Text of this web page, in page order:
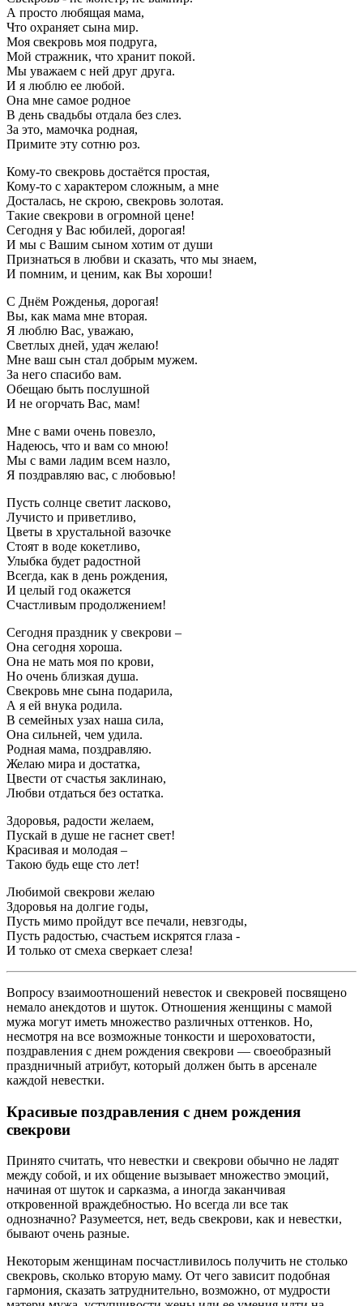
А просто любящая мама,
Что охраняет сына мир.
Моя свекровь моя подруга,
Мой стражник, что хранит покой.
Мы уважаем с ней друг друга.
И я люблю ее любой.
Она мне самое родное
В день свадьбы отдала без слез.
За это, мамочка родная,
Примите эту сотню роз.
Кому-то свекровь достаётся простая,
Кому-то с характером сложным, а мне
Досталась, не скрою, свекровь золотая.
Такие свекрови в огромной цене!
Сегодня у Вас юбилей, дорогая!
И мы с Вашим сыном хотим от души
Признаться в любви и сказать, что мы знаем,
И помним, и ценим, как Вы хороши!
С Днём Рожденья, дорогая!
Вы, как мама мне вторая.
Я люблю Вас, уважаю,
Светлых дней, удач желаю!
Мне ваш сын стал добрым мужем.
За него спасибо вам.
Обещаю быть послушной
И не огорчать Вас, мам!
Мне с вами очень повезло,
Надеюсь, что и вам со мною!
Мы с вами ладим всем назло,
Я поздравляю вас, с любовью!
Пусть солнце светит ласково,
Лучисто и приветливо,
Цветы в хрустальной вазочке
Стоят в воде кокетливо,
Улыбка будет радостной
Всегда, как в день рождения,
И целый год окажется
Счастливым продолжением!
Сегодня праздник у свекрови –
Она сегодня хороша.
Она не мать моя по крови,
Но очень близкая душа.
Свекровь мне сына подарила,
А я ей внука родила.
В семейных узах наша сила,
Она сильней, чем удила.
Родная мама, поздравляю.
Желаю мира и достатка,
Цвести от счастья заклинаю,
Любви отдаться без остатка.
Здоровья, радости желаем,
Пускай в душе не гаснет свет!
Красивая и молодая –
Такою будь еще сто лет!
Любимой свекрови желаю
Здоровья на долгие годы,
Пусть мимо пройдут все печали, невзгоды,
Пусть радостью, счастьем искрятся глаза -
И только от смеха сверкает слеза!
Вопросу взаимоотношений невесток и свекровей посвящено
немало анекдотов и шуток. Отношения женщины с мамой
мужа могут иметь множество различных оттенков. Но,
несмотря на все возможные тонкости и шероховатости,
поздравления с днем рождения свекрови — своеобразный
праздничный атрибут, который должен быть в арсенале
каждой невестки.
Красивые поздравления с днем рождения
свекрови
Принято считать, что невестки и свекрови обычно не ладят
между собой, и их общение вызывает множество эмоций,
начиная от шуток и сарказма, а иногда заканчивая
откровенной враждебностью. Но всегда ли все так
однозначно? Разумеется, нет, ведь свекрови, как и невестки,
бывают очень разные.
Некоторым женщинам посчастливилось получить не столько
свекровь, сколько вторую маму. От чего зависит подобная
гармония, сказать затруднительно, возможно, от мудрости